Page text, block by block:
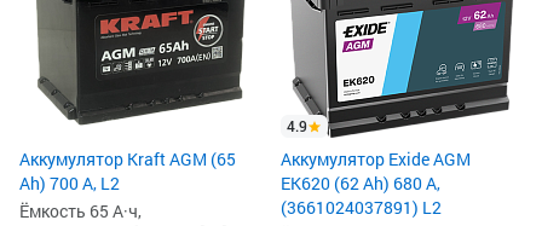
Аккумулятор Kraft AGM (65
Ah) 700 А, L2
Ёмкость 65 А·ч,
4.9
Аккумулятор Exide AGM
EK620 (62 Ah) 680 А,
(3661024037891) L2